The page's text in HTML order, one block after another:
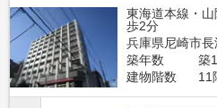
東海道本線・
歩2分
兵庫県尼崎市長
築年数
築
建物階数
11